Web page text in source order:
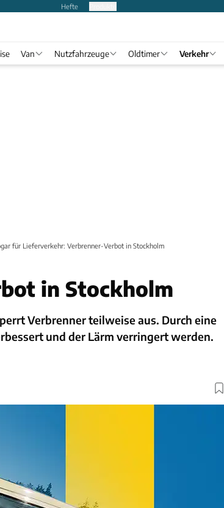
Hefte
Van Nutzfahrzeuge Oldtimer Verkehr
für Lieferverkehr: Verbrenner-Verbot in Stockholm
in Stockholm
Verbrenner teilweise aus. Durch eine
und der Lärm verringert werden.